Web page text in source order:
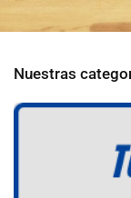
Nuestras